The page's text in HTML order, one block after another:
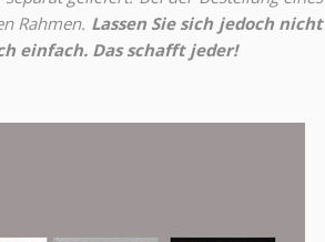
Rahmen. Lassen Sie sich jedoch nicht
einfach. Das schafft jeder!